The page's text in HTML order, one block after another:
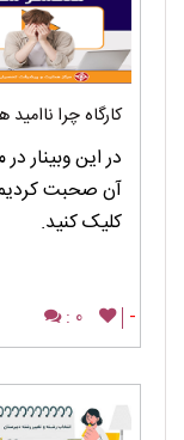
کارگاه چرا
در این وبینار
آن صحبت
کلیک کنید.
-
0 :